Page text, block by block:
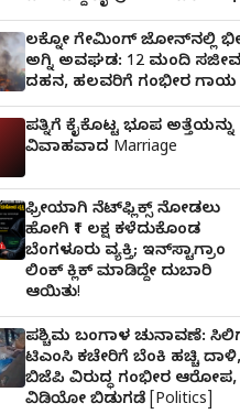
ಲಕ್ನೋ ಗೇಮಿಂಗ್ ಜೋನ್‌ನಲ್ಲಿ
ಅಗ್ನಿ ಅವಘಡ: 12 ಮಂದಿ ಸಜೀವ
ದಹನ, ಹಲವರಿಗೆ ಗಂಭೀರ ಗಾಯ
ಪತ್ನಿಗೆ ಕೈಕೊಟ್ಟ ಭೂಪ ಅತ್ತೆಯನ್ನು
ವಿವಾಹವಾದ Marriage
ಫ್ರೀಯಾಗಿ ನೆಟ್‌ಫ್ಲಿಕ್ಸ್ ನೋಡಲು
ಹೋಗಿ ₹1 ಲಕ್ಷ ಕಳೆದುಕೊಂಡ
ಬೆಂಗಳೂರು ವ್ಯಕ್ತಿ; ಇನ್‌ಸ್ಟಾಗ್ರಾಂ
ಲಿಂಕ್ ಕ್ಲಿಕ್ ಮಾಡಿದ್ದೇ ದುಬಾರಿ
ಆಯಿತು!
ಪಶ್ಚಿಮ ಬಂಗಾಳ ಚುನಾವಣೆ:
ಟಿಎಂಸಿ ಕಚೇರಿಗೆ ಬೆಂಕಿ ಹಚ್ಚಿ ದಾಳಿ,
ಬಿಜೆಪಿ ವಿರುದ್ಧ ಗಂಭೀರ ಆರೋಪ,
ವಿಡಿಯೋ ಬಿಡುಗಡೆ [Politics]